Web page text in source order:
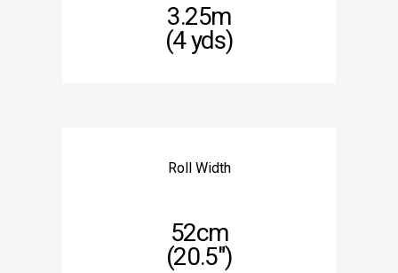
3.25m
(4 yds)
Roll Width
52cm
(20.5″)